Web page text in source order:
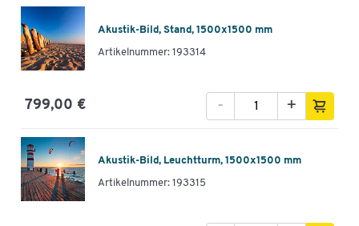
Akustik-Bild, Stand, 1500x1500 mm
Artikelnummer: 193314
799,00 € +
-
Akustik-Bild, Leuchtturm, 1500x1500 mm
Artikelnummer: 193315